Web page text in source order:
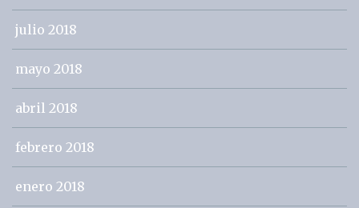
julio 2018
mayo 2018
abril 2018
febrero 2018
enero 2018